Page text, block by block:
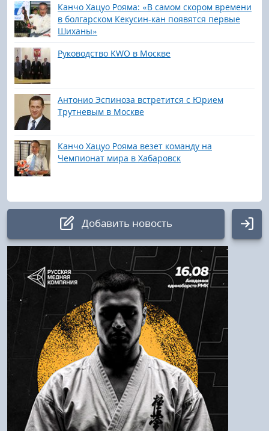
Канчо Хацуо Рояма: «В самом скором времени
в болгарском Кекусин-кан появятся первые
Шиханы»
Руководство KWO в Москве
Антонио Эспиноза встретится с Юрием
Трутневым в Москве
Канчо Хацуо Рояма везет команду на
Чемпионат мира в Хабаровск
Добавить новость
Авторизация
Логин:
Пароль
Войти
Напомнить пароль